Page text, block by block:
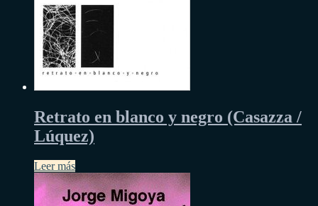
Retrato en blanco y negro (Casazza /
Lúquez)
Leer más